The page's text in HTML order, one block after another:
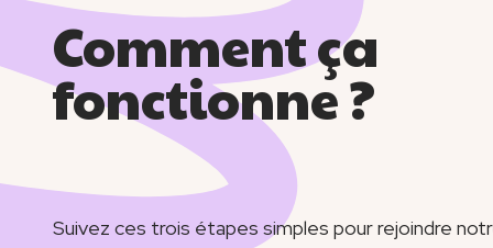
Comment ça
fonctionne ?
Corps
Suivez ces trois étapes simples pour rejoindre